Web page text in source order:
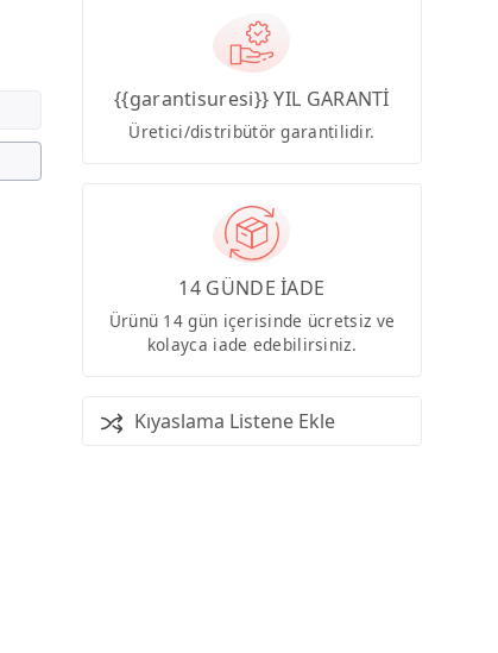
{{garantisuresi}} YIL GARANTİ
Üretici/distribütör garantilidir.
14 GÜNDE İADE
Ürünü 14 gün içerisinde ücretsiz ve
kolayca iade edebilirsiniz.
Kıyaslama Listene Ekle